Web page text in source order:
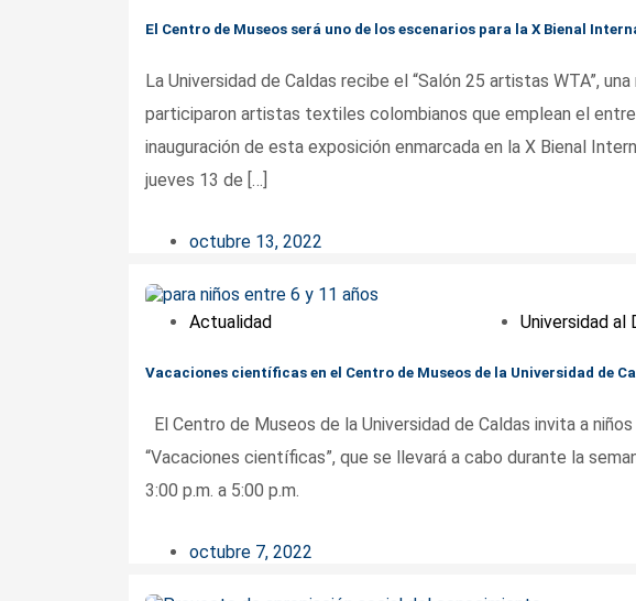
El Centro de Museos será uno de los escenarios para la X Bienal
La Universidad de Caldas recibe el “Salón 25 artistas WTA”,
participaron artistas textiles colombianos que emplean el
inauguración de esta exposición enmarcada en la X Bienal
jueves 13 de […]
octubre 13, 2022
Actualidad Universidad al
Vacaciones científicas en el Centro de Museos de la Universidad de
El Centro de Museos de la Universidad de Caldas invita a
“Vacaciones científicas”, que se llevará a cabo durante la
3:00 p.m. a 5:00 p.m.
octubre 7, 2022